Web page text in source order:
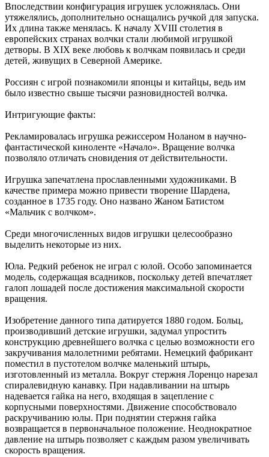
Впоследствии конфигурация игрушек усложнялась. Они
утяжелялись, дополнительно оснащались ручкой для запуска.
Их длина также менялась. К началу XVIII столетия в
европейских странах волчки стали любимой игрушкой
детворы. В XIX веке любовь к волчкам появилась и среди
детей, живущих в Северной Америке.
Россиян с игрой познакомили японцы и китайцы, ведь им
было известно свыше тысячи разновидностей волчка.
Интригующие факты:
Рекламировалась игрушка режиссером Ноланом в научно-
фантастической киноленте «Начало». Вращение волчка
позволяло отличать сновидения от действительности.
Игрушка запечатлена прославленными художниками. В
качестве примера можно привести творение Шардена,
созданное в 1735 году. Оно названо Жаном Батистом
«Мальчик с волчком».
Среди многочисленных видов игрушки целесообразно
выделить некоторые из них.
Юла. Редкий ребенок не играл с юлой. Особо запоминается
модель, содержащая всадников, поскольку детей впечатляет
галоп лошадей после достижения максимальной скорости
вращения.
Изобретение данного типа датируется 1880 годом. Больц,
производивший детские игрушки, задумал упростить
конструкцию древнейшего волчка с целью возможности его
закручивания малолетними ребятами. Немецкий фабрикант
поместил в пустотелом волчке маленький штырь,
изготовленный из металла. Вокруг стержня Лоренцо нарезал
спиралевидную канавку. При надавливании на штырь
надевается гайка на него, входящая в зацепление с
корпусными поверхностями. Движение способствовало
раскручиванию юлы. При поднятии стержня гайка
возвращается в первоначальное положение. Неоднократное
давление на штырь позволяет с каждым разом увеличивать
скорость вращения.